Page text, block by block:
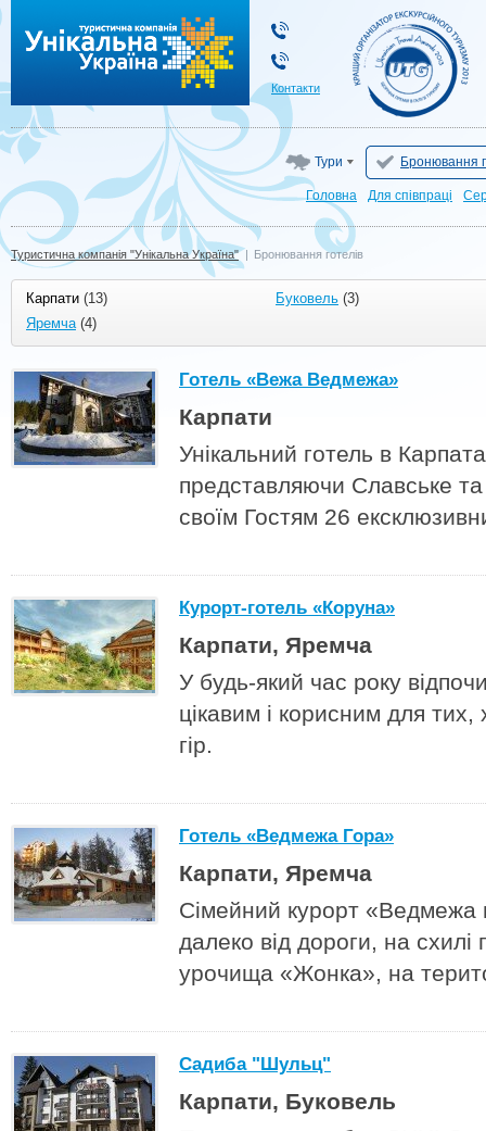
Контакти
Тури Бронювання
Головна Для cпівпраці
Туристична компанія "Унікальна Україна" | Бронювання готелів
Карпати (13) Буковель (3)
Яремча(4)
Готель «Вежа Ведмежа»
Карпати
Унікальний готель в
представляючи Славське та
своїм Гостям 26
Курорт-готель «Коруна»
Карпати, Яремча
У будь-який час року
цікавим і корисним для
гір.
Готель «Ведмежа Гора»
Карпати, Яремча
Сімейний курорт «Ведмежа
далеко від дороги, на
урочища «Жонка», на
Садиба "Шульц"
Карпати, Буковель